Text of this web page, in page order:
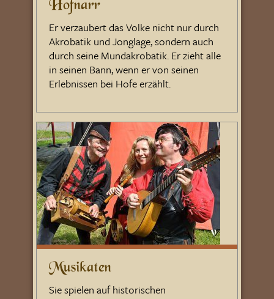
Hofnarr
Er verzaubert das Volke nicht nur durch
Akrobatik und Jonglage, sondern auch
durch seine Mundakrobatik. Er zieht alle
in seinen Bann, wenn er von seinen
Erlebnissen bei Hofe erzählt.
Musikaten
Sie spielen auf historischen